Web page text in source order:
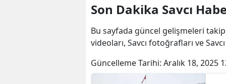
Son Dakika Savcı
Bu sayfada güncel gelişmeleri
videoları, Savcı fotoğrafları ve
Güncelleme Tarihi: Aralık 18, 2025